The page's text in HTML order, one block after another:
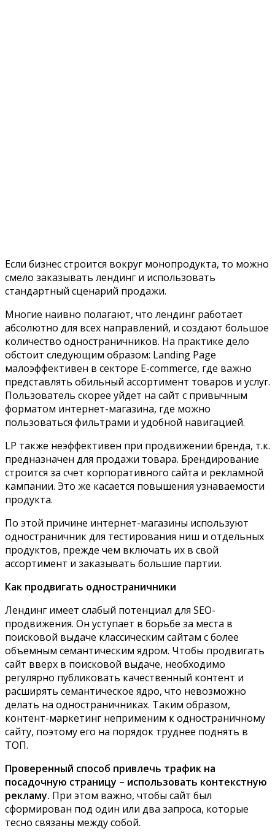
Если бизнес строится вокруг монопродукта, то можно
смело заказывать лендинг и использовать
стандартный сценарий продажи.
Многие наивно полагают, что лендинг работает
абсолютно для всех направлений, и создают большое
количество одностраничников. На практике дело
обстоит следующим образом: Landing Page
малоэффективен в секторе E-commerce, где важно
представлять обильный ассортимент товаров и услуг.
Пользователь скорее уйдет на сайт с привычным
форматом интернет-магазина, где можно
пользоваться фильтрами и удобной навигацией.
LP также неэффективен при продвижении бренда, т.к.
предназначен для продажи товара. Брендирование
строится за счет корпоративного сайта и рекламной
кампании. Это же касается повышения узнаваемости
продукта.
По этой причине интернет-магазины используют
одностраничник для тестирования ниш и отдельных
продуктов, прежде чем включать их в свой
ассортимент и заказывать большие партии.
Как продвигать одностраничники
Лендинг имеет слабый потенциал для SEO-
продвижения. Он уступает в борьбе за места в
поисковой выдаче классическим сайтам с более
объемным семантическим ядром. Чтобы продвигать
сайт вверх в поисковой выдаче, необходимо
регулярно публиковать качественный контент и
расширять семантическое ядро, что невозможно
делать на одностраничниках. Таким образом,
контент-маркетинг неприменим к одностраничному
сайту, поэтому его на порядок труднее поднять в
ТОП.
Проверенный способ привлечь трафик на
посадочную страницу – использовать контекстную
рекламу. При этом важно, чтобы сайт был
сформирован под один или два запроса, которые
тесно связаны между собой.